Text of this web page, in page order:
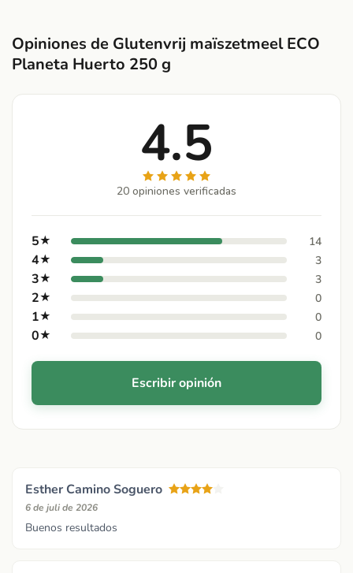
Opiniones de Glutenvrij maïszetmeel ECO
Planeta Huerto 250 g
4.5
20 opiniones verificadas
5★ 14
4★ 3
3★ 3
2★ 0
1★ 0
0★ 0
Escribir opinión
Esther Camino Soguero
6 de juli de 2026
Buenos resultados